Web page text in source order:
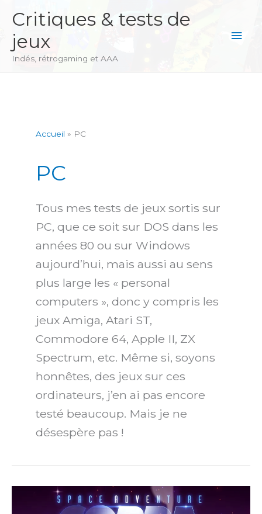
contenu
Critiques & tests de
jeux
Indés, rétrogaming et AAA
Accueil PC
PC
Tous mes tests de jeux sortis sur
PC, que ce soit sur DOS dans les
années 80 ou sur Windows
aujourd’hui, mais aussi au sens
plus large les « personal
computers », donc y compris les
jeux Amiga, Atari ST,
Commodore 64, Apple II, ZX
Spectrum, etc. Même si, soyons
honnêtes, des jeux sur ces
ordinateurs, j’en ai pas encore
testé beaucoup. Mais je ne
désespère pas !